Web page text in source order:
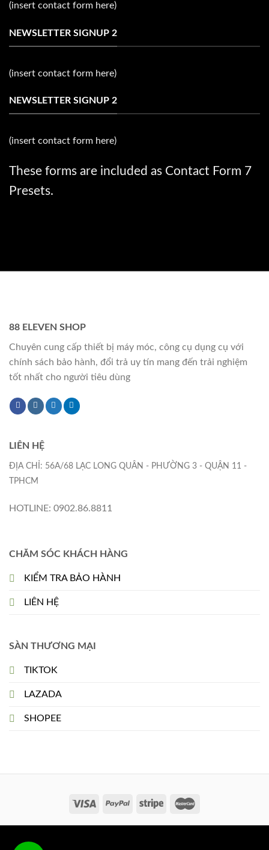
(insert contact form here)
NEWSLETTER SIGNUP 2
(insert contact form here)
NEWSLETTER SIGNUP 2
(insert contact form here)
These forms are included as Contact Form 7
Presets.
88 ELEVEN SHOP
Chuyên cung cấp thiết bị máy móc, công cụ dụng cụ với
chính sách bảo hành, đổi trả uy tín mang đến trải nghiệm
tốt nhất cho người tiêu dùng
CHĂM SÓC KHÁCH HÀNG
KIỂM TRA BẢO HÀNH
LIÊN HỆ
SÀN THƯƠNG MẠI
TIKTOK
LAZADA
SHOPEE
LIÊN HỆ
ĐỊA CHỈ: 56A/68 LẠC LONG QUÂN - PHƯỜNG 3 - QUẬN 11 -
TPHCM
HOTLINE: 0902.86.8811